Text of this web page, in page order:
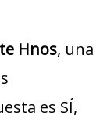
Hnos, una
es SÍ,